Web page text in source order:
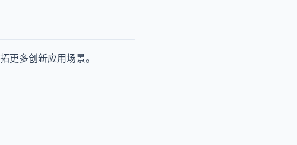
更多创新应用场景。